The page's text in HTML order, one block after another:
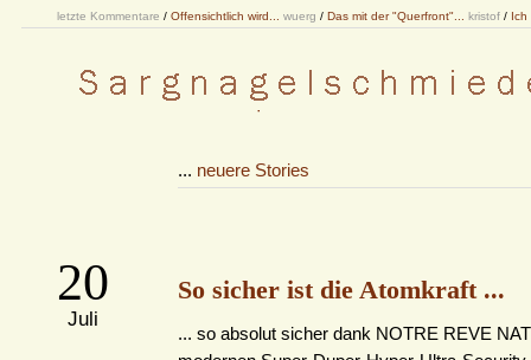
letzte Kommentare / Offensichtlich wird... wuerg / Das mit der "Querfront"... kristof / Ich
... neuere Stories
20
Juli
So sicher ist die Atomkraft ...
... so absolut sicher dank NOTRE REVE